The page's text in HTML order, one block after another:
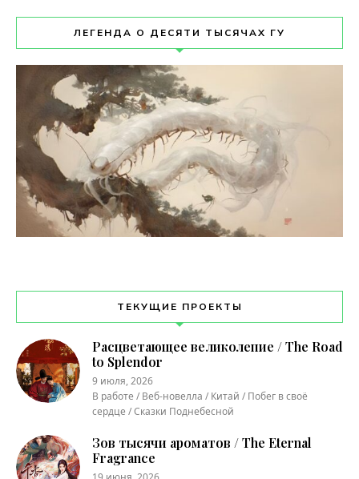
ЛЕГЕНДА О ДЕСЯТИ ТЫСЯЧАХ ГУ
ТЕКУЩИЕ ПРОЕКТЫ
Расцветающее великолепие / The Road
to Splendor
9 июля, 2026
В работе / Веб-новелла / Китай / Побег в своё
сердце / Сказки Поднебесной
Зов тысячи ароматов / The Eternal
Fragrance